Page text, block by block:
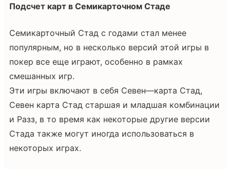
Подсчет карт в Семикарточном Стаде
Семикарточный Стад с годами стал менее
популярным, но в несколько версий этой игры в
покер все еще играют, особенно в рамках
смешанных игр.
Эти игры включают в себя Севен—карта Стад,
Севен карта Стад старшая и младшая комбинации
и Разз, в то время как некоторые другие версии
Стада также могут иногда использоваться в
некоторых играх.